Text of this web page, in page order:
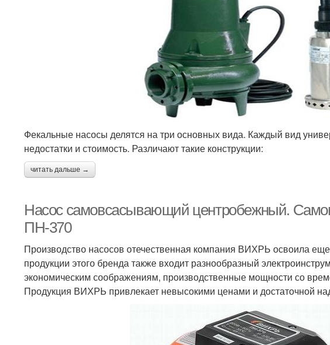
Фекальные насосы делятся на три основных вида. Каждый вид
недостатки и стоимость. Различают такие конструкции:
читать дальше →
Насос самовсасывающий центробежный.
ПН-370
Производство насосов отечественная компания ВИХРЬ освоила
продукции этого бренда также входит разнообразный
экономическим соображениям, производственные мощности со
Продукция ВИХРЬ привлекает невысокими ценами и достаточной